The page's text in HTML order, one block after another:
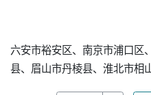
六安市裕安区、南京市浦口区
县、眉山市丹棱县、淮北市相